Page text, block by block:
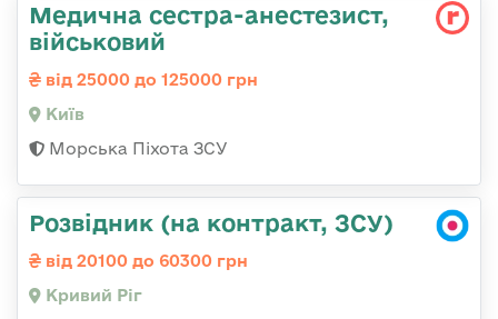
Медична сестpа-анестезист,
військовий
від 25000 до 125000 грн
Київ
Морська Піхота ЗСУ
Розвідник (на контракт, ЗСУ)
від 20100 до 60300 грн
Кривий Ріг